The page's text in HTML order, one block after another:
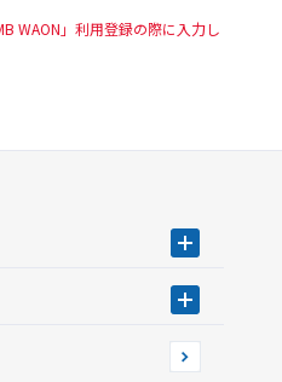
WAON」利用登録の際に入力し
て（ネット決済）